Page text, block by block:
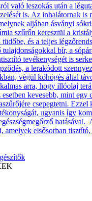
való leszokás után a
is. Az inhalátornak is
aljában ásványi
szűrőn keresztül a
és a teljes
bír, a
tevékenységét is
a lerakódott
végül köhögés által
arra, hogy illóolaj
kevesebb, mint egy
csepegtetni. Ezzel
ugyanis így
amelyek elsősorban